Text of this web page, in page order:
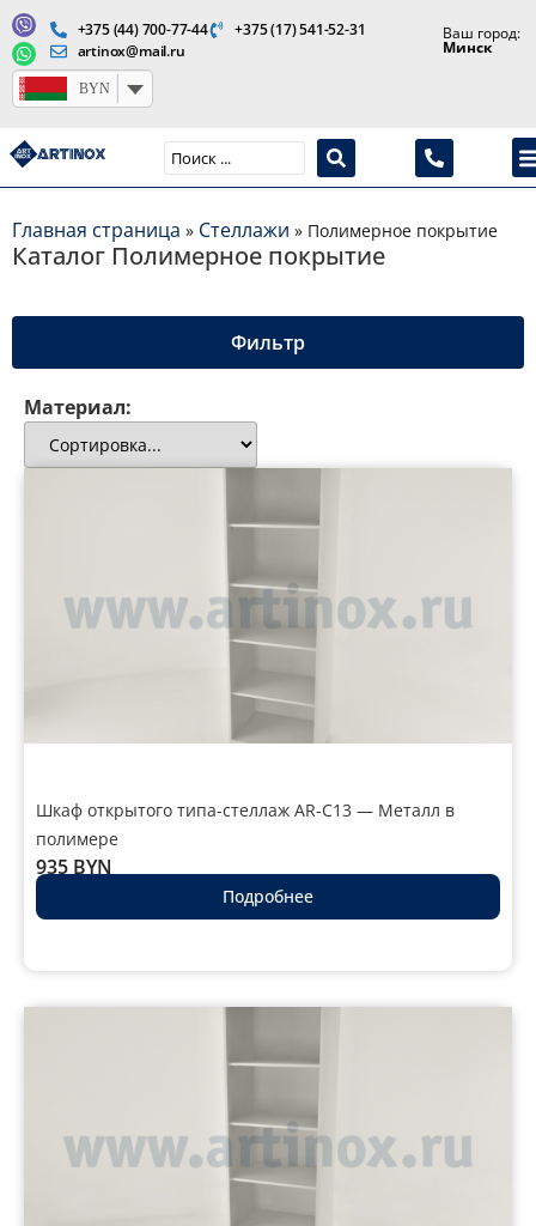
Главная страница » Стеллажи » Полимерное покрытие
Каталог Полимерное покрытие
Фильтр
Материал:
Шкаф открытого типа-стеллаж AR-C13 — Металл в
полимере
935 BYN
Подробнее
+375 (44) 700-77-44
+375 (17) 541-52-31
artinox@mail.ru
Ваш город:
Минск
BYN
Производство медицинской продукции и